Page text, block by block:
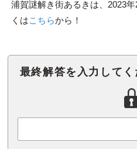
浦賀謎解き街あるきは、2023
くはこちらから！
最終解答を入力してく